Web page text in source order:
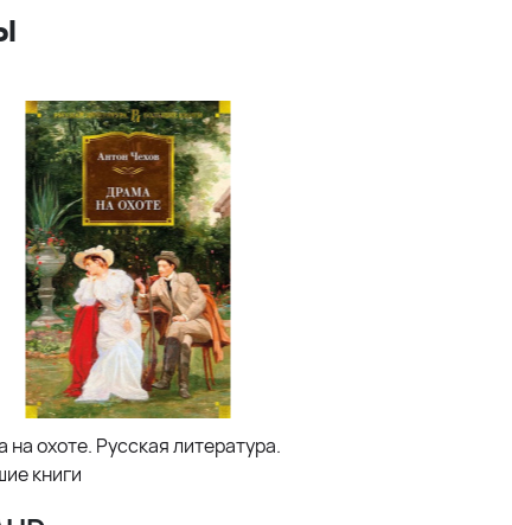
на охоте. Русская литература.
книги